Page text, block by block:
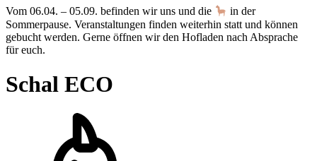
Vom 06.04. – 05.09. befinden wir uns und die
in der
Sommerpause. Veranstaltungen finden weiterhin statt und können
gebucht werden. Gerne öffnen wir den Hofladen nach Absprache
für euch.
Schal ECO